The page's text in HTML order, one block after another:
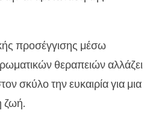
προσέγγισης μέσω
θεραπειών αλλάζει
σκύλο την ευκαιρία για μια
ζωή.